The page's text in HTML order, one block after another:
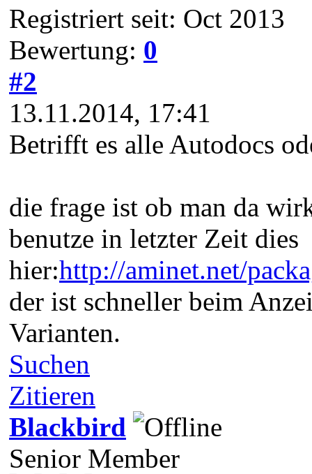
Registriert seit: Oct 2013
Bewertung: 0
#2
13.11.2014, 17:41
Betrifft es alle Autodocs
die frage ist ob man da
benutze in letzter Zeit dies
hier:http://aminet.net/
der ist schneller beim
Varianten.
Suchen
Zitieren
Blackbird
Senior Member